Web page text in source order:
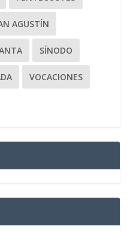
AGUSTÍN
SÍNODO
VOCACIONES